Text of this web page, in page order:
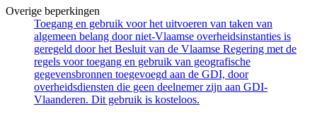
Overige beperkingen
Toegang en gebruik voor het uitvoeren van taken van
algemeen belang door niet-Vlaamse overheidsinstanties is
geregeld door het Besluit van de Vlaamse Regering met de
regels voor toegang en gebruik van geografische
gegevensbronnen toegevoegd aan de GDI, door
overheidsdiensten die geen deelnemer zijn aan GDI-
Vlaanderen. Dit gebruik is kosteloos.